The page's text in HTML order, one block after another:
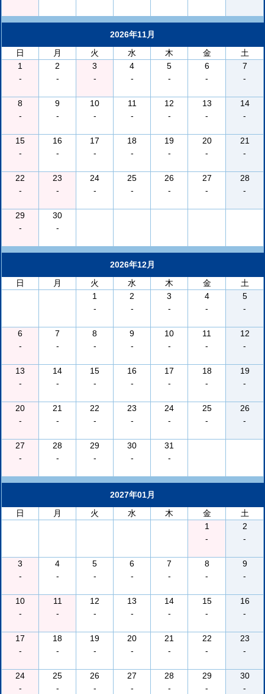
2026年11月
日
月 火 水 木 金
土
1
-
2
-
3
-
4
-
5
-
6
-
7
-
8
-
9
-
10
-
11
-
12
-
13
-
14
-
15
-
16
-
17
-
18
-
19
-
20
-
21
-
22
-
23
-
24
-
25
-
26
-
27
-
28
-
29
-
30
-
2026年12月
日
月 火 水 木 金
土
1
-
2
-
3
-
4
-
5
-
6
-
7
-
8
-
9
-
10
-
11
-
12
-
13
-
14
-
15
-
16
-
17
-
18
-
19
-
20
-
21
-
22
-
23
-
24
-
25
-
26
-
27
-
28
-
29
-
30
-
31
-
2027年01月
日
月 火 水 木 金
土
1
-
2
-
3
-
4
-
5
-
6
-
7
-
8
-
9
-
10
-
11
-
12
-
13
-
14
-
15
-
16
-
17
-
18
-
19
-
20
-
21
-
22
-
23
-
24
-
25
-
26
-
27
-
28
-
29
-
30
-